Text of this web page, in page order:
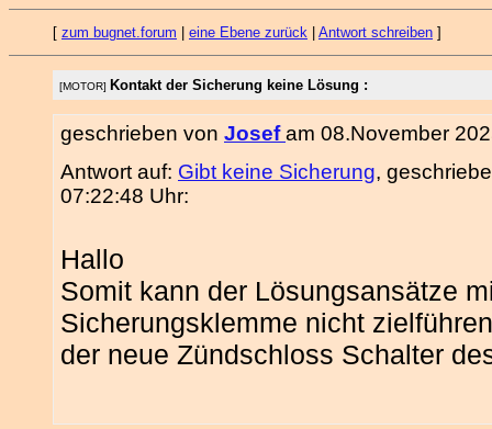
[ zum bugnet.forum eine Ebene zurück Antwort schreiben ]
[MOTOR] Kontakt der Sicherung keine Lösung :
geschrieben von Josefam 08.November
Antwort auf: Gibt keine Sicherung,
07:22:48 Uhr:
Hallo
Somit kann der Lösungsansätze
Sicherungsklemme nicht
der neue Zündschloss Schalter